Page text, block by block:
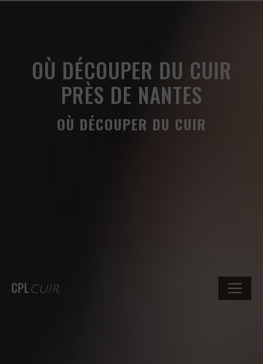
CPLCUIR
OÙ DÉCOUPER DU CUIR
PRÈS DE NANTES
OÙ DÉCOUPER DU CUIR